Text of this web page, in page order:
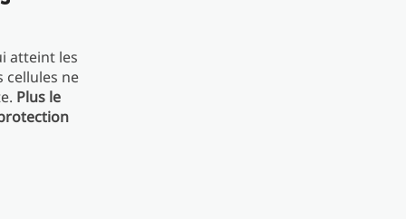
atteint les
cellules ne
Plus le